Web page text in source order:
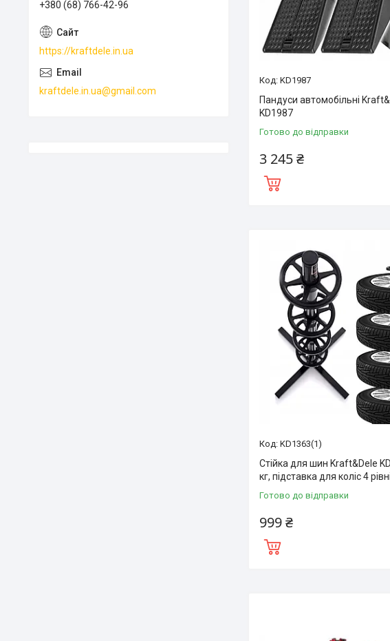
KD1987
Пандуси автомобільні
KD1987
Готово до відправки
3 245 ₴
KD1363(1)
Стійка для шин Kraft&Dele
кг, підставка для коліс 4 рівні
Готово до відправки
999 ₴
+380 (68) 766-42-96
https://kraftdele.in.ua
kraftdele.in.ua@gmail.com